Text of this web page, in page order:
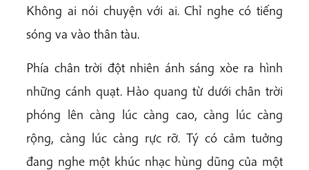
Không ai nói chuyện với ai. Chỉ nghe có tiếng
sóng va vào thân tàu.
Phía chân trời đột nhiên ánh sáng xòe ra hình
những cánh quạt. Hào quang từ dưới chân trời
phóng lên càng lúc càng cao, càng lúc càng
rộng, càng lúc càng rực rỡ. Tý có cảm tuởng
đang nghe một khúc nhạc hùng dũng của một